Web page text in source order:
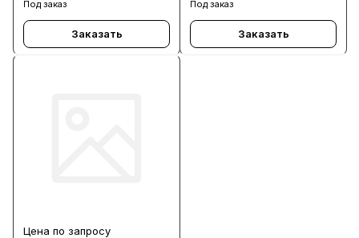
Под заказ
Заказать
Под заказ
Заказать
Цена по запросу